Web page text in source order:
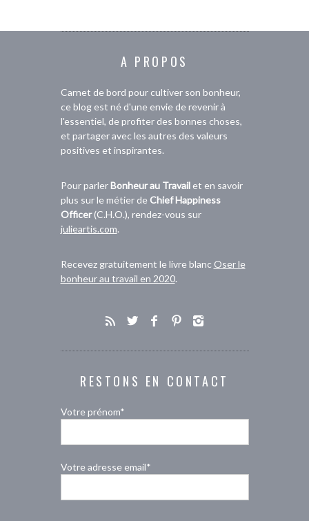
A PROPOS
Carnet de bord pour cultiver son bonheur,
ce blog est né d'une envie de revenir à
l'essentiel, de profiter des bonnes choses,
et partager avec les autres des valeurs
positives et inspirantes.
Pour parlerBonheur au Travailet en savoir
plus sur le métier deChief Happiness
Officer(C.H.O.), rendez-vous sur
julieartis.com.
Recevez gratuitement le livre blanc Oser le
bonheur au travail en 2020.
RESTONS EN CONTACT
Votre prénom*
Votre adresse email*